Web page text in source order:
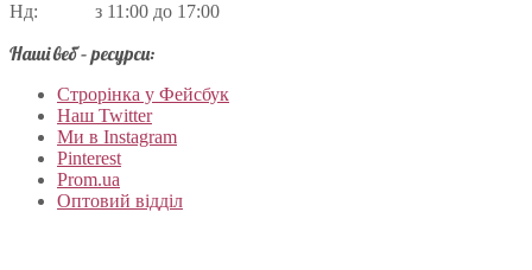
Нд: з 11:00 до 17:00
Наші веб – ресурси:
Строрінка у Фейсбук
Наш Twitter
Ми в Instagram
Pinterest
Prom.ua
Оптовий відділ